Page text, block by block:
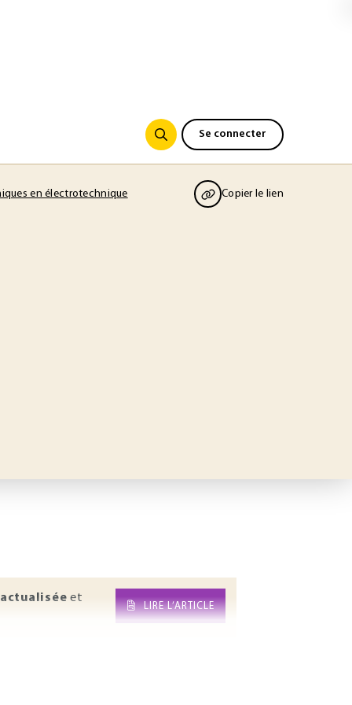
Se connecter
en électrotechnique Copier le lien
actualisée et
LIRE L’ARTICLE